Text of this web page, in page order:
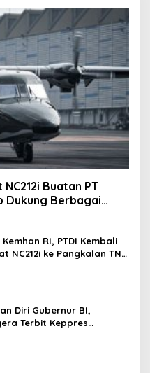
Buatan PT
Dukung Berbagai
RI, PTDI Kembali
NC212i ke Pangkalan TNI
Diri Gubernur BI,
Terbit Keppres
Hormat